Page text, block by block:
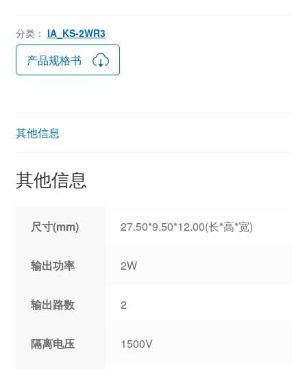
分类： IA_KS-2WR3
产品规格书
其他信息
其他信息
尺寸(mm) 27.50*9.50*12.00(长*高*宽)
输出功率 2W
输出路数 2
隔离电压 1500V